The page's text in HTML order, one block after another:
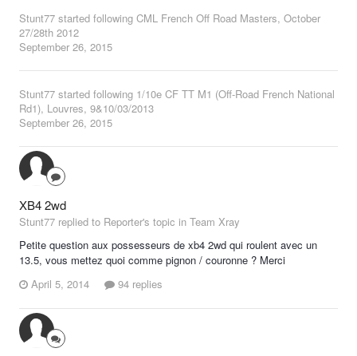
Stunt77 started following CML French Off Road Masters, October
27/28th 2012
September 26, 2015
Stunt77 started following 1/10e CF TT M1 (Off-Road French National
Rd1), Louvres, 9&10/03/2013
September 26, 2015
XB4 2wd
Stunt77 replied to Reporter's topic in Team Xray
Petite question aux possesseurs de xb4 2wd qui roulent avec un
13.5, vous mettez quoi comme pignon / couronne ? Merci
April 5, 2014
94 replies